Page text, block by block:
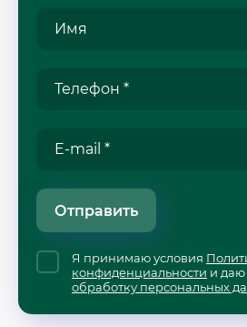
Я принимаю условия
конфиденциальности и даю
обработку персональных
Отправить